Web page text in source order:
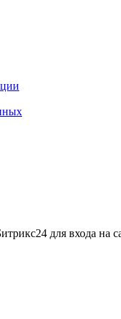
для входа на